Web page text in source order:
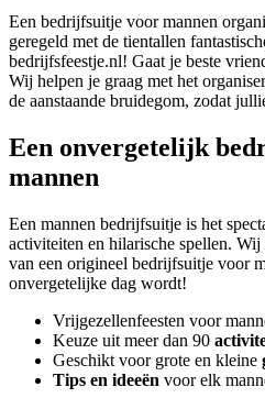
Een bedrijfsuitje voor mannen
geregeld met de tientallen
bedrijfsfeestje.nl! Gaat je beste
Wij helpen je graag met het
de aanstaande bruidegom, zodat
Een onvergetelijk
mannen
Een mannen bedrijfsuitje is het
activiteiten en hilarische spellen.
van een origineel bedrijfsuitje voor
onvergetelijke dag wordt!
Vrijgezellenfeesten voor
Keuze uit meer dan 90
Geschikt voor grote en kleine
Tips en ideeën voor elk